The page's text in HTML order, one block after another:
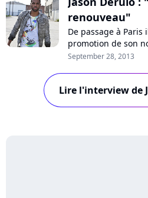
renouveau"
De passage à
promotion de son
Derulo a répondu
habitude de se
relation et ses
September 28, 2013
Lire l'interview de